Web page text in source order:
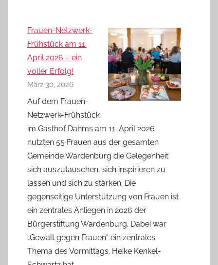
Frauen-Netzwerk-
Frühstück am 11.
April 2026 – ein
voller Erfolg!
März 30, 2026
Auf dem Frauen-
Netzwerk-Frühstück
im Gasthof Dahms am 11. April 2026
nutzten 55 Frauen aus der gesamten
Gemeinde Wardenburg die Gelegenheit
sich auszutauschen, sich inspirieren zu
lassen und sich zu stärken. Die
gegenseitige Unterstützung von Frauen ist
ein zentrales Anliegen in 2026 der
Bürgerstiftung Wardenburg. Dabei war
„Gewalt gegen Frauen“ ein zentrales
Thema des Vormittags. Heike Kenkel-